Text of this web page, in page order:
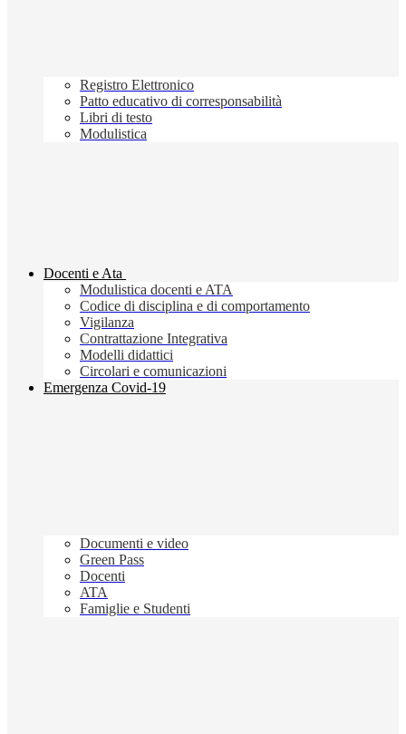
Registro Elettronico
Patto educativo di corresponsabilità
Libri di testo
Modulistica
Docenti e Ata
Modulistica docenti e ATA
Codice di disciplina e di comportamento
Vigilanza
Contrattazione Integrativa
Modelli didattici
Circolari e comunicazioni
Emergenza Covid-19
Documenti e video
Green Pass
Docenti
ATA
Famiglie e Studenti